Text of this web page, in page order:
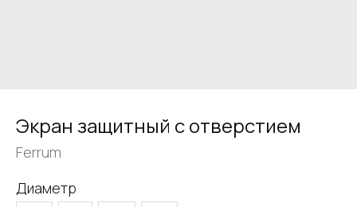
Экран защитный с отверстием
Ferrum
Диаметр